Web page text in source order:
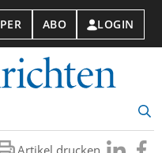
ABO LOGIN
Artikel drucken